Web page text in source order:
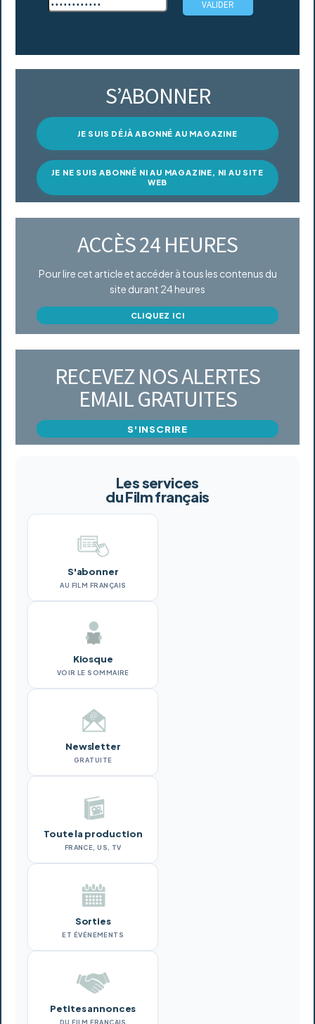
S’ABONNER
JE SUIS DÉJÀ ABONNÉ AU MAGAZINE
JE NE SUIS ABONNÉ NI AU MAGAZINE, NI AU SITE
WEB
ACCÈS 24 HEURES
Pour lire cet article et accéder à tous les contenus du
site durant 24 heures
CLIQUEZ ICI
RECEVEZ NOS ALERTES
EMAIL GRATUITES
S'INSCRIRE
Les services
du Film français
S'abonner
AU FILM FRANÇAIS
Kiosque
VOIR LE SOMMAIRE
Newsletter
GRATUITE
Toute la production
FRANCE, US, TV
Sorties
ET ÉVÉNEMENTS
Petites annonces
DU FILM FRANÇAIS